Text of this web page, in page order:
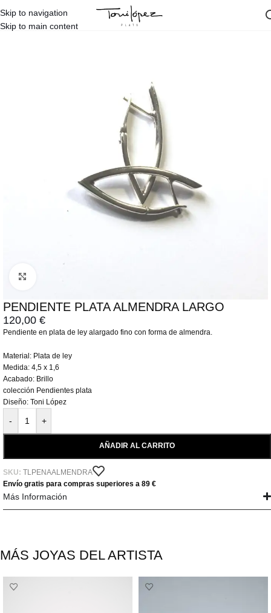
Skip to navigation
Skip to main content
Inicio Diseños Propios Pendientes Toni López
PENDIENTE PLATA ALMENDRA LARGO
120,00 €
Pendiente en plata de ley alargado fino con forma de almendra.
Material: Plata de ley
Medida: 4,5 x 1,6
Acabado: Brillo
colección Pendientes plata
Diseño: Toni López
- +
AÑADIR AL CARRITO
SKU: TLPENAALMENDRA
Envío gratis para compras superiores a 89 €
Más Información
MÁS JOYAS DEL ARTISTA